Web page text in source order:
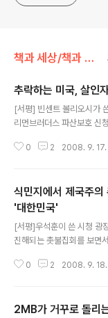
책과 세상/책과 세상 - 시사, 사회
추락하는 미국, 살인
[서평] 빈센트 볼리오시가
리먼브러더스 파산보호 신
국 증시를 강타하고, 한국을
고 있다는 여러 가지 통계지
류층은 점점 더 부자가 되고
점점 커지고 있다. 1968년
금은 20대 1이었지만,
일본 10대 1, 독일 11대 1,
다른 선진국에 비하여 엄청
0 2 2008. 9. 17.
식민지에서 제국주
'대한민국'
[서평]우석훈이 쓴 시청 광
진해되는 촛불집회를 보면
년 전 그 강물이 아니라는
달랐던 것이 아니라 한국사
0 2 2008. 9. 18.
2MB가 거꾸로 돌리